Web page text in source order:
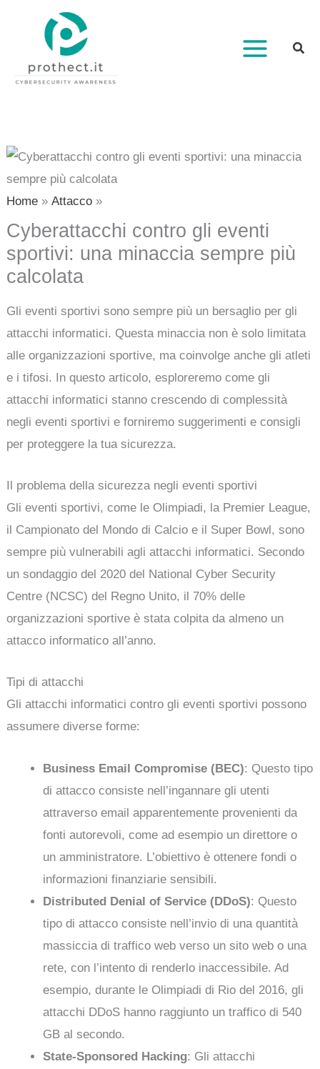
contenuto
Home Attacco
Cyberattacchi contro gli eventi
sportivi: una minaccia sempre più
calcolata
Gli eventi sportivi sono sempre più un bersaglio per gli
attacchi informatici. Questa minaccia non è solo limitata
alle organizzazioni sportive, ma coinvolge anche gli atleti
e i tifosi. In questo articolo, esploreremo come gli
attacchi informatici stanno crescendo di complessità
negli eventi sportivi e forniremo suggerimenti e consigli
per proteggere la tua sicurezza.
Il problema della sicurezza negli eventi sportivi
Gli eventi sportivi, come le Olimpiadi, la Premier League,
il Campionato del Mondo di Calcio e il Super Bowl, sono
sempre più vulnerabili agli attacchi informatici. Secondo
un sondaggio del 2020 del National Cyber Security
Centre (NCSC) del Regno Unito, il 70% delle
organizzazioni sportive è stata colpita da almeno un
attacco informatico all’anno.
Tipi di attacchi
Gli attacchi informatici contro gli eventi sportivi possono
assumere diverse forme:
Business Email Compromise (BEC): Questo tipo
di attacco consiste nell’ingannare gli utenti
attraverso email apparentemente provenienti da
fonti autorevoli, come ad esempio un direttore o
un amministratore. L’obiettivo è ottenere fondi o
informazioni finanziarie sensibili.
Distributed Denial of Service (DDoS): Questo
tipo di attacco consiste nell’invio di una quantità
massiccia di traffico web verso un sito web o una
rete, con l’intento di renderlo inaccessibile. Ad
esempio, durante le Olimpiadi di Rio del 2016, gli
attacchi DDoS hanno raggiunto un traffico di 540
GB al secondo.
State-Sponsored Hacking: Gli attacchi